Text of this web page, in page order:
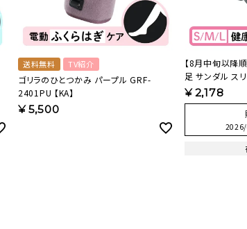
送料無料 TV紹介
ゴリラのひとつかみ パープル GRF-
2401PU 【KA】
¥5,500
【8月中旬以降
足 サンダル ス
NBL1158ABKM【
¥2,178